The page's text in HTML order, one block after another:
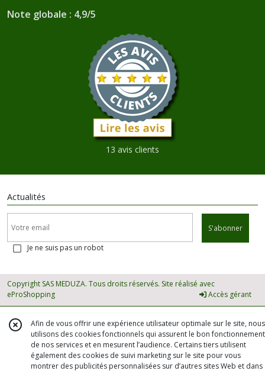
Note globale : 4,9/5
13 avis clients
Actualités
S'abonner
Je ne suis pas un robot
Copyright SAS MEDUZA. Tous droits réservés. Site réalisé avec
eProShopping
Accès gérant
Afin de vous offrir une expérience utilisateur optimale sur le site, nous
utilisons des cookies fonctionnels qui assurent le bon fonctionnement
de nos services et en mesurent l’audience. Certains tiers utilisent
également des cookies de suivi marketing sur le site pour vous
montrer des publicités personnalisées sur d’autres sites Web et dans